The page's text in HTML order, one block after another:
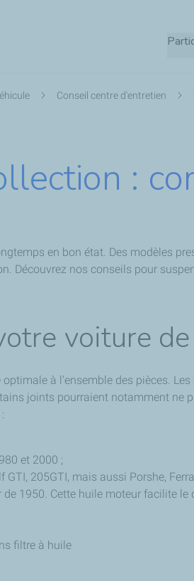
Conseil centre d'entretien
:
en bon état. Des modèles
Découvrez nos conseils pour
voiture
à l’ensemble des pièces.
joints pourraient notamment ne
et 2000 ;
205GTI, mais aussi Porshe,
1950. Cette huile moteur facilite
filtre à huile